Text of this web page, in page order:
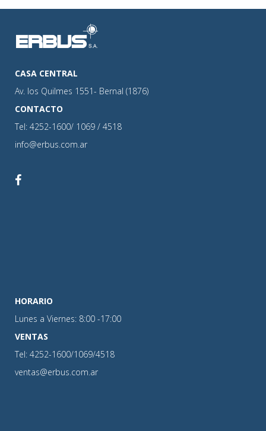
CASA CENTRAL
Av. los Quilmes 1551- Bernal (1876)
CONTACTO
Tel: 4252-1600/ 1069 / 4518
info@erbus.com.ar
HORARIO
Lunes a Viernes: 8:00 -17:00
VENTAS
Tel: 4252-1600/1069/4518
ventas@erbus.com.ar